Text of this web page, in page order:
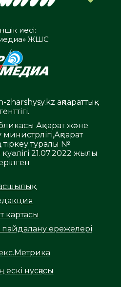
иесі:
ЖШС
ақпараттық
Ақпарат және
тіркеу туралы №
21.07.2022 жылы
картасы
ережелері
ескі нұсқасы